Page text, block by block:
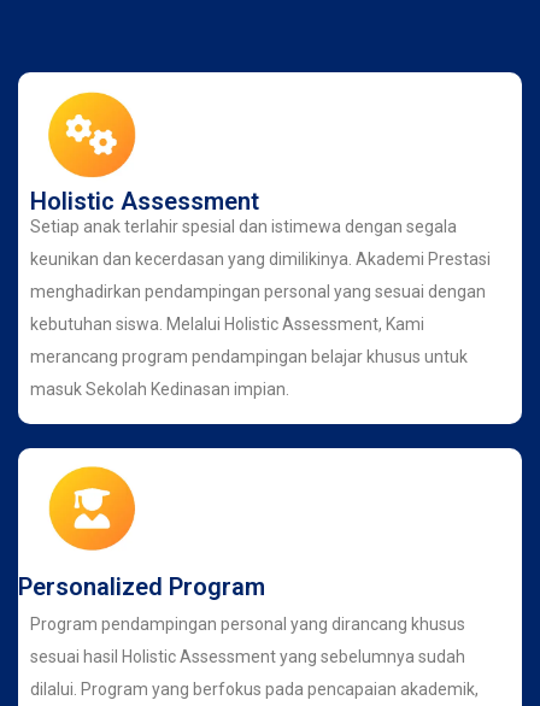
Holistic Assessment
Setiap anak terlahir spesial dan istimewa dengan segala
keunikan dan kecerdasan yang dimilikinya. Akademi Prestasi
menghadirkan pendampingan personal yang sesuai dengan
kebutuhan siswa. Melalui Holistic Assessment, Kami
merancang program pendampingan belajar khusus untuk
masuk Sekolah Kedinasan impian.
Personalized Program
Program pendampingan personal yang dirancang khusus
sesuai hasil Holistic Assessment yang sebelumnya sudah
dilalui. Program yang berfokus pada pencapaian akademik,